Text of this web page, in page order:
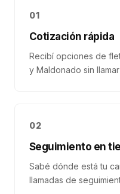
01
Cotización rápida
Recibí opciones de
y Maldonado sin
02
Seguimiento en
Sabé dónde está tu
llamadas de